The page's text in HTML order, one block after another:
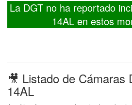
La DGT no ha reportado
14AL en estos
🎥 Listado de Cámaras
14AL